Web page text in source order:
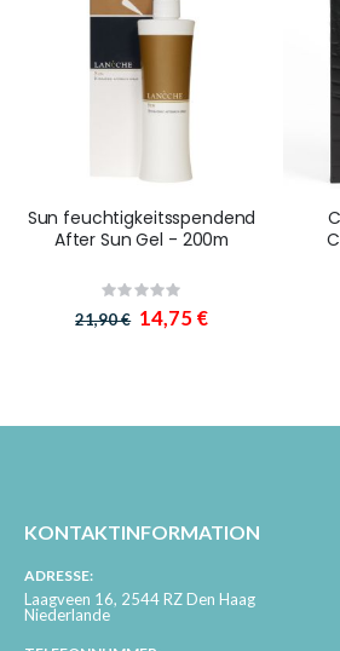
Sun feuchtigkeitsspendend
After Sun Gel - 200m
Rating:
21,90 € Sonderangebot
14,75 €
KONTAKTINFORMATION
ADRESSE:
Laagveen 16, 2544 RZ Den Haag
Niederlande